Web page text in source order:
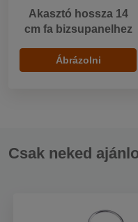
Akasztó hossza 14
cm fa bizsupanelhez
Ábrázolni
Csak neked